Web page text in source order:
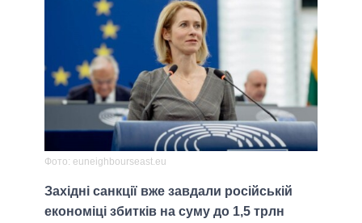
Фото: euneighbourseast.eu
Західні санкції вже завдали російській
економіці збитків на суму до 1,5 трлн